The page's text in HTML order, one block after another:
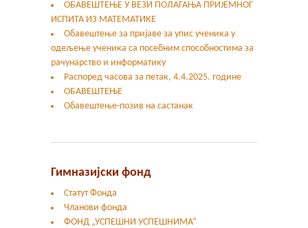
ОБАВЕШТЕЊЕ У ВЕЗИ ПОЛАГАЊА ПРИЈЕМНОГ
ИСПИТА ИЗ МАТЕМАТИКЕ
Oбавештење за пријаве за упис ученика у
одељење ученика са посебним способностима за
рачунарство и информатику
Распоред часова за петак, 4.4.2025. године
ОБАВЕШТЕЊЕ
Обавештење-позив на састанак
Гимназијски фонд
Статут Фонда
Чланови фонда
ФОНД „УСПЕШНИ УСПЕШНИМА“